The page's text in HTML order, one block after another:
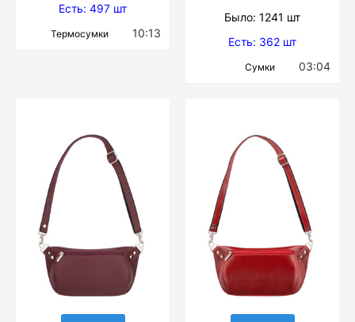
Есть: 497 шт
Термосумки 10:13
Было: 1241 шт
Есть: 362 шт
Сумки 03:04